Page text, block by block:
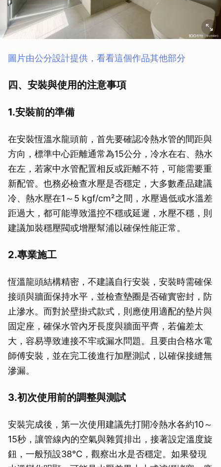
圖片由公分設計提供，看看這個作品其他部分
四、安裝與使用的注意事項
1.安裝前的準備
在安裝恆溫水龍頭前，首先要確認冷熱水管的間距與
方向，標準中心距離通常為15公分，冷水在右、熱水
在左，若家中水管配置相反或距離不符，可能需要重
新配管。也務必檢查水壓是否穩定，大多數產品建議
冷、熱水壓在1～5 kgf/cm²之間，水壓過低或水溫差
距過大，都可能導致溫控不穩或延遲，水壓不穩，則
建議加裝穩壓閥或增壓幫浦以確保性能正常。
2.專業施工
恆溫龍頭結構精密，不建議自行安裝，安裝時需確保
接頭與牆面保持水平，並檢查墊圈是否確實密封，防
止滲水。而對於壁掛式款式，則應使用適配的墊片與
固定座，確保水管內牙長度與牆面平齊，若偏差太
大，容易導致連接不牢或漏水問題。且要由合格水電
師傅安裝，並在完工後進行加壓測試，以確保接縫無
滲漏。
3.初次使用前的調整與測試
安裝完成後，第一次使用建議先打開冷熱水各約10～
15秒，讓管線內的空氣與雜質排出，接著設定溫度旋
鈕，一般預設38°C，觀察出水是否穩定。如果發現